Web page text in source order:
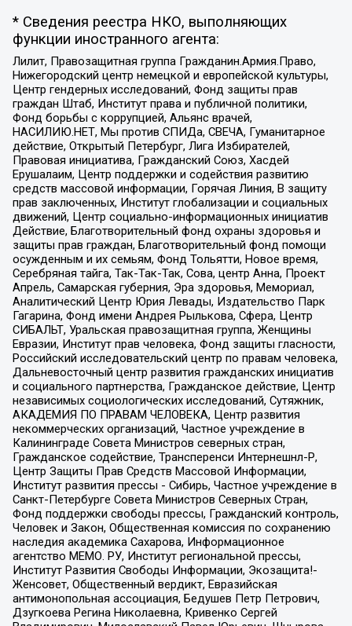
* Сведения реестра НКО, выполняющих
функции иностранного агента:
Лилит, Правозащитная группа Гражданин.Армия.Право,
Нижегородский центр немецкой и европейской культуры,
Центр гендерных исследований, Фонд защиты прав
граждан Штаб, Институт права и публичной политики,
Фонд борьбы с коррупцией, Альянс врачей,
НАСИЛИЮ.НЕТ, Мы против СПИДа, СВЕЧА, Гуманитарное
действие, Открытый Петербург, Лига Избирателей,
Правовая инициатива, Гражданский Союз, Хасдей
Ерушалаим, Центр поддержки и содействия развитию
средств массовой информации, Горячая Линия, В защиту
прав заключенных, Институт глобализации и социальных
движений, Центр социально-информационных инициатив
Действие, Благотворительный фонд охраны здоровья и
защиты прав граждан, Благотворительный фонд помощи
осужденным и их семьям, Фонд Тольятти, Новое время,
Серебряная тайга, Так-Так-Так, Сова, центр Анна, Проект
Апрель, Самарская губерния, Эра здоровья, Мемориал,
Аналитический Центр Юрия Левады, Издательство Парк
Гагарина, Фонд имени Андрея Рылькова, Сфера, Центр
СИБАЛЬТ, Уральская правозащитная группа, Женщины
Евразии, Институт прав человека, Фонд защиты гласности,
Российский исследовательский центр по правам человека,
Дальневосточный центр развития гражданских инициатив
и социального партнерства, Гражданское действие, Центр
независимых социологических исследований, Сутяжник,
АКАДЕМИЯ ПО ПРАВАМ ЧЕЛОВЕКА, Центр развития
некоммерческих организаций, Частное учреждение в
Калининграде Совета Министров северных стран,
Гражданское содействие, Трансперенси Интернешнл-Р,
Центр Защиты Прав Средств Массовой Информации,
Институт развития прессы - Сибирь, Частное учреждение в
Санкт-Петербурге Совета Министров Северных Стран,
Фонд поддержки свободы прессы, Гражданский контроль,
Человек и Закон, Общественная комиссия по сохранению
наследия академика Сахарова, Информационное
агентство МЕМО. РУ, Институт региональной прессы,
Институт Развития Свободы Информации, Экозащита!-
Женсовет, Общественный вердикт, Евразийская
антимонопольная ассоциация, Бедушев Петр Петрович,
Дзугкоева Регина Николаевна, Кривенко Сергей